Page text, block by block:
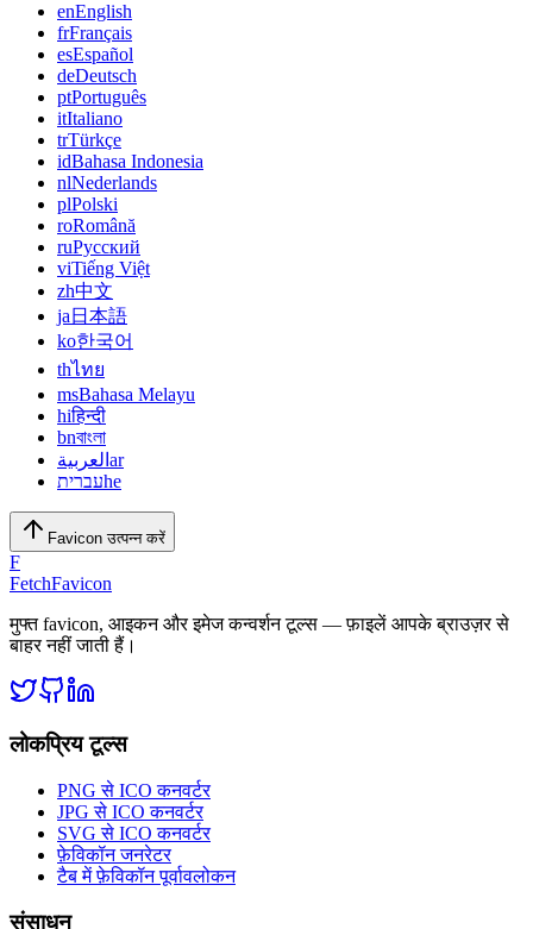
enEnglish
frFrançais
esEspañol
deDeutsch
ptPortuguês
itItaliano
trTürkçe
idBahasa Indonesia
nlNederlands
plPolski
roRomână
ruРусский
viTiếng Việt
zh中文
ja 日本語
ko한국어
thไทย
msBahasa Melayu
hiहिन्दी
bnবাংলা
ar العربية
heעברית
Favicon उत्पन्न करें
F
FetchFavicon
मुफ्त favicon, आइकन और इमेज कन्वर्शन टूल्स — फ़ाइलें आपके ब्राउज़र से
बाहर नहीं जाती हैं।
लोकप्रिय टूल्स
PNG से ICO कनवर्टर
JPG से ICO कनवर्टर
SVG से ICO कनवर्टर
फ़ेविकॉन जनरेटर
टैब में फ़ेविकॉन पूर्वावलोकन
संसाधन